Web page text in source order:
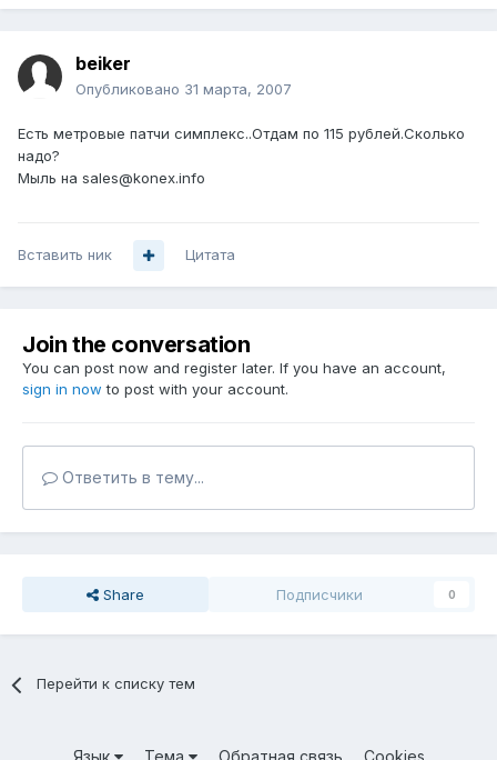
beiker
Опубликовано 31 марта, 2007
Есть метровые патчи симплекс..Отдам по 115 рублей.Сколько
надо?
Мыль на sales@konex.info
Вставить ник Цитата
Join the conversation
You can post now and register later. If you have an account,
sign in now to post with your account.
Ответить в тему...
Share Подписчики 0
Перейти к списку тем